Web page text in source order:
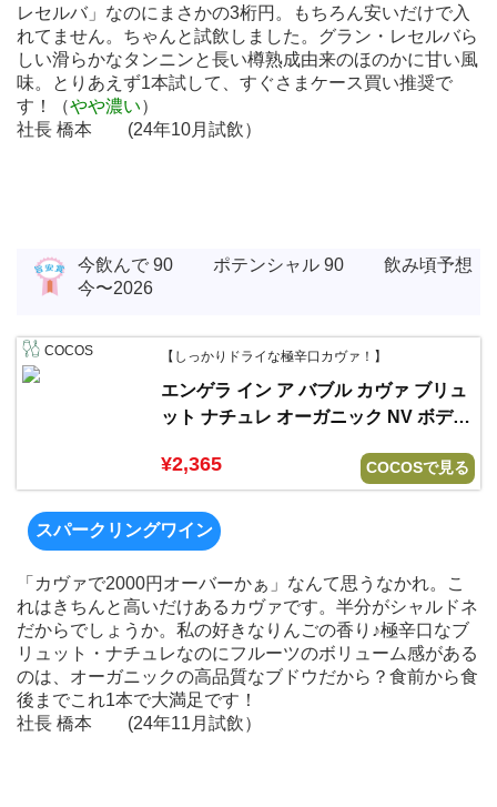
レセルバ」なのにまさかの3桁円。もちろん安いだけで入
れてません。ちゃんと試飲しました。グラン・レセルバら
しい滑らかなタンニンと長い樽熟成由来のほのかに甘い風
味。とりあえず1本試して、すぐさまケース買い推奨で
す！（やや濃い）
社長 橋本 (24年10月試飲）
今飲んで 90 ポテンシャル 90 飲み頃予想
今〜2026
COCOS 【しっかりドライな極辛口カヴァ！】
エンゲラ イン ア バブル カヴァ ブリュ
ット ナチュレ オーガニック NV ボデガ
¥2,365 COCOSで見る
スパークリングワイン
「カヴァで2000円オーバーかぁ」なんて思うなかれ。こ
れはきちんと高いだけあるカヴァです。半分がシャルドネ
だからでしょうか。私の好きなりんごの香り♪極辛口なブ
リュット・ナチュレなのにフルーツのボリューム感がある
のは、オーガニックの高品質なブドウだから？食前から食
後までこれ1本で大満足です！
社長 橋本 (24年11月試飲）